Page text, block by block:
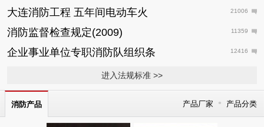
大连消防工程 五年间电动车火 21006
消防监督检查规定(2009) 11359
企业事业单位专职消防队组织条 12416
进入法规标准 >>
消防产品 产品厂家 • 产品分类